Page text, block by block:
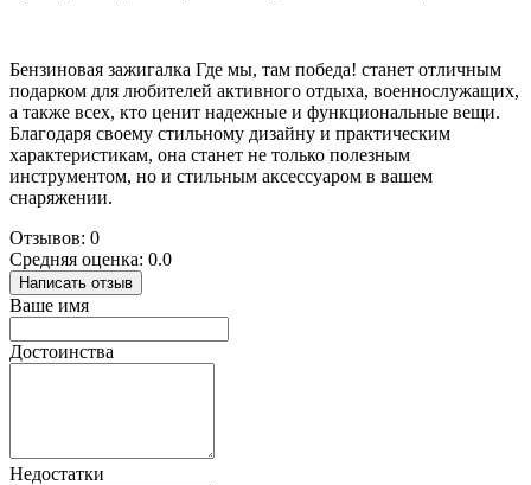
Бензиновая зажигалка Где мы, там победа! станет отличным
подарком для любителей активного отдыха, военнослужащих,
а также всех, кто ценит надежные и функциональные вещи.
Благодаря своему стильному дизайну и практическим
характеристикам, она станет не только полезным
инструментом, но и стильным аксессуаром в вашем
снаряжении.
Отзывов: 0
Средняя оценка: 0.0
Написать отзыв
Ваше имя
Достоинства
Недостатки